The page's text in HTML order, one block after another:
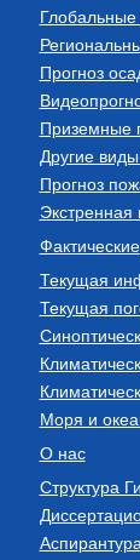
Прогноз
Приземные
Другие
Прогноз
Текущая
Текущая
Моря и
О нас
Структура
Аспирантура